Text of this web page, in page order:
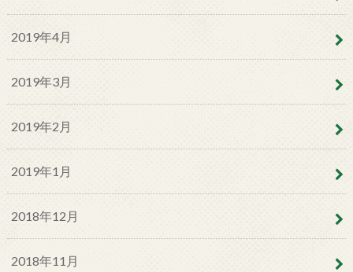
2019年4月
2019年3月
2019年2月
2019年1月
2018年12月
2018年11月